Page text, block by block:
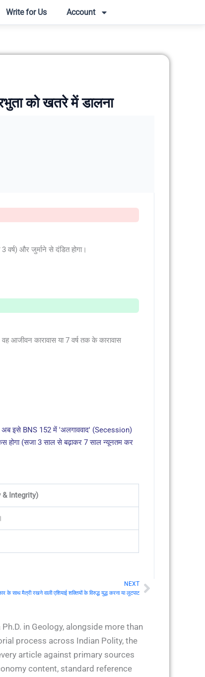
Write for Us Account
को खतरे में डालना
वर्ष) और जुर्माने से दंडित होगा।
आजीवन कारावास या 7 वर्ष तक के कारावास
अब इसे BNS 152 में 'अलगाववाद' (Secession)
होगा (सजा 3 साल से बढ़ाकर 7 साल न्यूनतम कर
& Integrity)
NEXT
साथ मैत्री रखने वाली एशियाई शक्तियों के विरुद्ध युद्ध करना या लूटपाटNext
in Geology, alongside more than
process across Indian Polity, the
article against primary sources
content, standard reference